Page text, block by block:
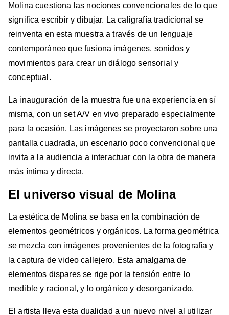
Molina cuestiona las nociones convencionales de lo que
significa escribir y dibujar. La caligrafía tradicional se
reinventa en esta muestra a través de un lenguaje
contemporáneo que fusiona imágenes, sonidos y
movimientos para crear un diálogo sensorial y
conceptual.
La inauguración de la muestra fue una experiencia en sí
misma, con un set A/V en vivo preparado especialmente
para la ocasión. Las imágenes se proyectaron sobre una
pantalla cuadrada, un escenario poco convencional que
invita a la audiencia a interactuar con la obra de manera
más íntima y directa.
El universo visual de Molina
La estética de Molina se basa en la combinación de
elementos geométricos y orgánicos. La forma geométrica
se mezcla con imágenes provenientes de la fotografía y
la captura de video callejero. Esta amalgama de
elementos dispares se rige por la tensión entre lo
medible y racional, y lo orgánico y desorganizado.
El artista lleva esta dualidad a un nuevo nivel al utilizar